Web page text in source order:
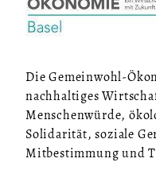
Die Gemeinwohl-
nachhaltiges
Menschenwürde,
Solidarität, soziale
Mitbestimmung und